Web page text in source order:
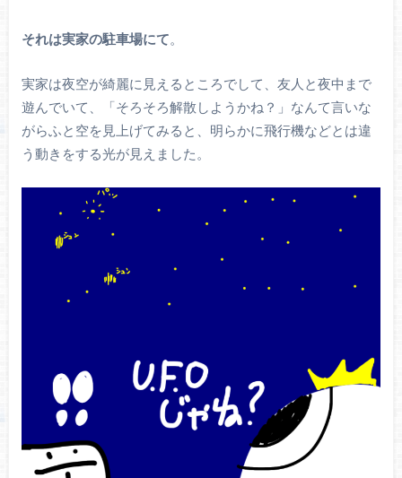
それは実家の駐車場にて。
実家は夜空が綺麗に見えるところでして、友人と夜中まで
遊んでいて、「そろそろ解散しようかね？」なんて言いな
がらふと空を見上げてみると、明らかに飛行機などとは違
う動きをする光が見えました。